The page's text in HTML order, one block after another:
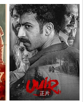
正片